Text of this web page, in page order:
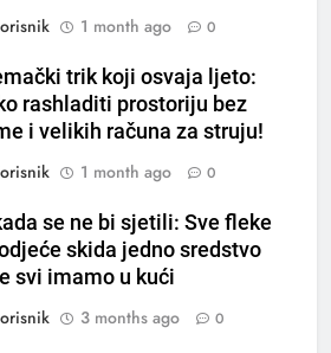
1 month ago 0
trik koji osvaja ljeto:
rashladiti prostoriju bez
i velikih računa za struju!
1 month ago 0
se ne bi sjetili: Sve fleke
skida jedno sredstvo
svi imamo u kući
3 months ago 0
ČISTAČ JETRE: Uzmite gutljaj
na prazan stomak i crijeva će
raditi kao sat, zaboravit ćete na
OSTALO
Tračevi su njihova glavna
preokupacija: Ljudi rođeni u ova
tri znaka najviše vole ogovarati
OSTALO